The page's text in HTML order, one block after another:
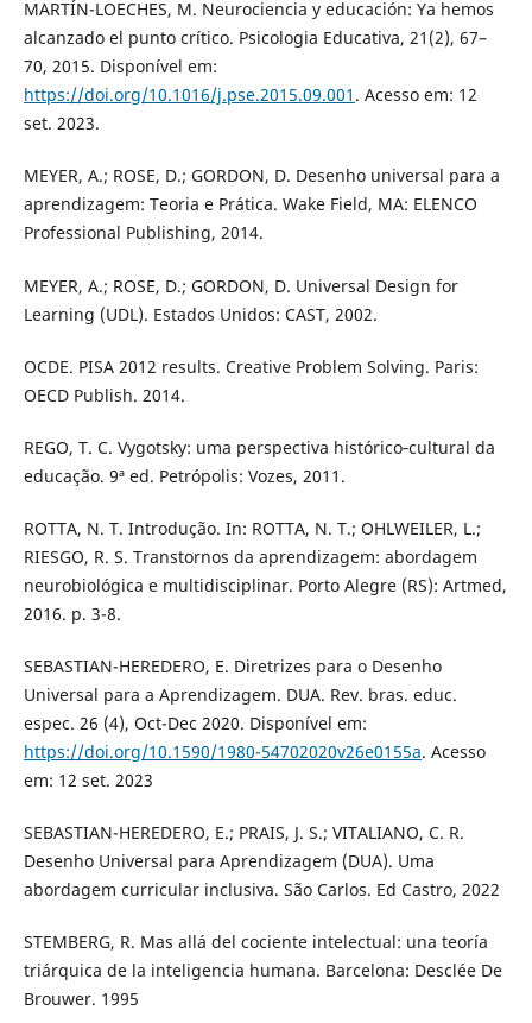
MARTÍN-LOECHES, M. Neurociencia y educación: Ya hemos
alcanzado el punto crítico. Psicologia Educativa, 21(2), 67–
70, 2015. Disponível em:
https://doi.org/10.1016/j.pse.2015.09.001 . Acesso em: 12
set. 2023.
MEYER, A.; ROSE, D.; GORDON, D. Desenho universal para a
aprendizagem: Teoria e Prática. Wake Field, MA: ELENCO
Professional Publishing, 2014.
MEYER, A.; ROSE, D.; GORDON, D. Universal Design for
Learning (UDL). Estados Unidos: CAST, 2002.
OCDE. PISA 2012 results. Creative Problem Solving. Paris:
OECD Publish. 2014.
REGO, T. C. Vygotsky: uma perspectiva histórico‐cultural da
educação. 9ª ed. Petrópolis: Vozes, 2011.
ROTTA, N. T. Introdução. In: ROTTA, N. T.; OHLWEILER, L.;
RIESGO, R. S. Transtornos da aprendizagem: abordagem
neurobiológica e multidisciplinar. Porto Alegre (RS): Artmed,
2016. p. 3-8.
SEBASTIAN-HEREDERO, E. Diretrizes para o Desenho
Universal para a Aprendizagem. DUA. Rev. bras. educ.
espec. 26 (4), Oct-Dec 2020. Disponível em:
https://doi.org/10.1590/1980-54702020v26e0155a. Acesso
em: 12 set. 2023
SEBASTIAN-HEREDERO, E.; PRAIS, J. S.; VITALIANO, C. R.
Desenho Universal para Aprendizagem (DUA). Uma
abordagem curricular inclusiva. São Carlos. Ed Castro, 2022
STEMBERG, R. Mas allá del cociente intelectual: una teoría
triárquica de la inteligencia humana. Barcelona: Desclée De
Brouwer. 1995